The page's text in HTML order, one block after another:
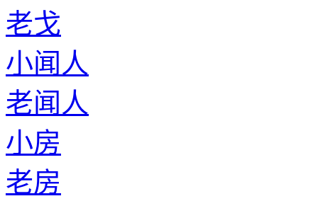
老戈
小闻人
老闻人
小房
老房